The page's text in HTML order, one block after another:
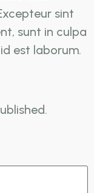
sint
sunt in culpa
est laborum.